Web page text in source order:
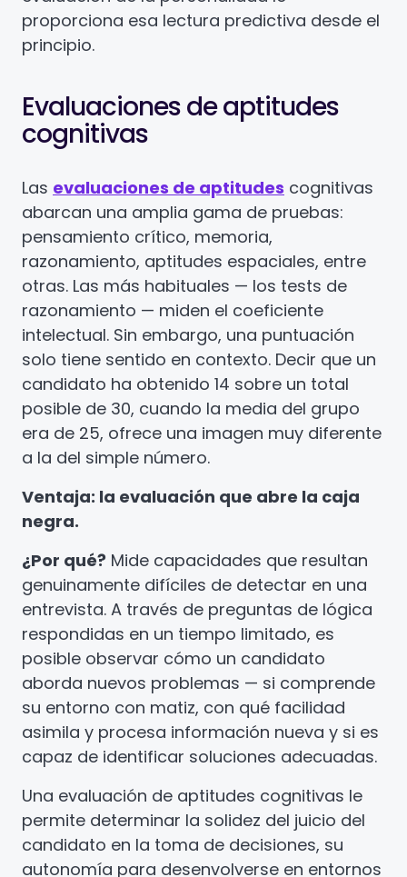
proporciona esa lectura predictiva desde el
principio.
Evaluaciones de aptitudes
cognitivas
Las evaluaciones de aptitudes cognitivas
abarcan una amplia gama de pruebas:
pensamiento crítico, memoria,
razonamiento, aptitudes espaciales, entre
otras. Las más habituales — los tests de
razonamiento — miden el coeficiente
intelectual. Sin embargo, una puntuación
solo tiene sentido en contexto. Decir que un
candidato ha obtenido 14 sobre un total
posible de 30, cuando la media del grupo
era de 25, ofrece una imagen muy diferente
a la del simple número.
Ventaja: la evaluación que abre la caja
negra.
¿Por qué? Mide capacidades que resultan
genuinamente difíciles de detectar en una
entrevista. A través de preguntas de lógica
respondidas en un tiempo limitado, es
posible observar cómo un candidato
aborda nuevos problemas — si comprende
su entorno con matiz, con qué facilidad
asimila y procesa información nueva y si es
capaz de identificar soluciones adecuadas.
Una evaluación de aptitudes cognitivas le
permite determinar la solidez del juicio del
candidato en la toma de decisiones, su
autonomía para desenvolverse en entornos